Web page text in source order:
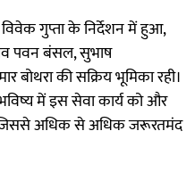
गुप्ता के निर्देशन में हुआ,
पवन बंसल, सुभाष
बोथरा की सक्रिय भूमिका रही।
में इस सेवा कार्य को और
अधिक से अधिक जरूरतमंद